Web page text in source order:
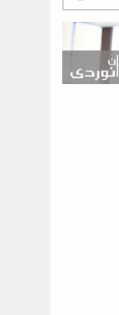
استخدام در صنعت هوانوردی کانادا با آموزش رایگان و حقوق ۱۲۷ هزار